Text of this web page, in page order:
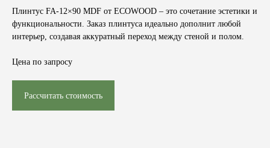
Плинтус FA-12×90 MDF от ECOWOOD – это сочетание эстетики и
функциональности. Заказ плинтуса идеально дополнит любой
интерьер, создавая аккуратный переход между стеной и полом.
Цена по запросу
Рассчитать стоимость